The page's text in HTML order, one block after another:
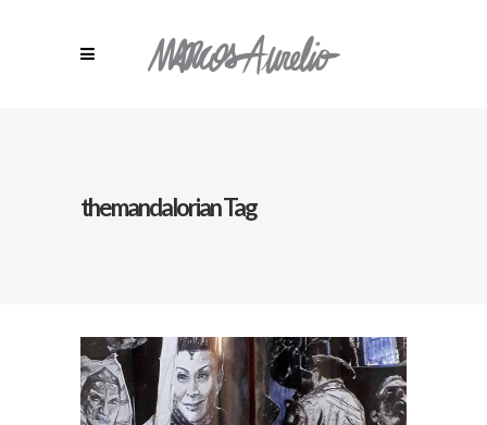
themandalorian Tag